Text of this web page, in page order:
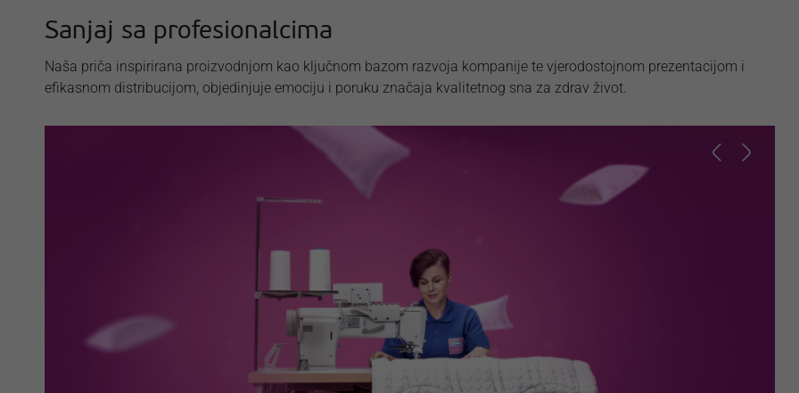
Sanjaj sa profesionalcima
Naša priča inspirirana proizvodnjom kao ključnom bazom razvoja kompanije te vjerodostojnom prezentacijom i
efikasnom distribucijom, objedinjuje emociju i poruku značaja kvalitetnog sna za zdrav život.